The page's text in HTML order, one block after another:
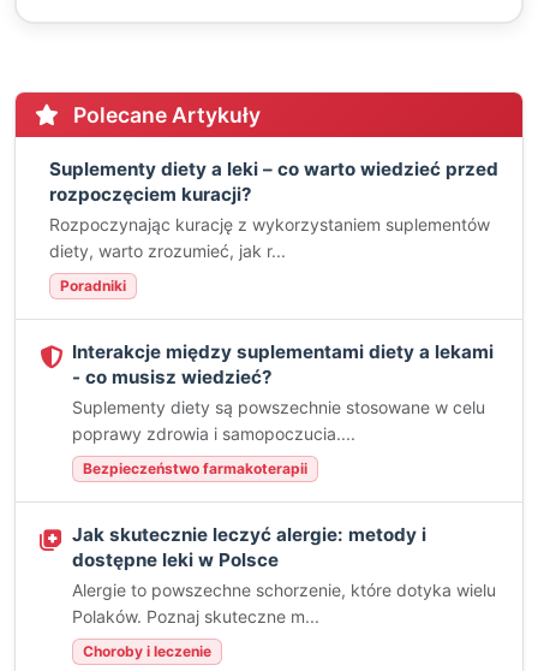
Polecane Artykuły
Suplementy diety a leki – co warto wiedzieć przed
rozpoczęciem kuracji?
Rozpoczynając kurację z wykorzystaniem suplementów
diety, warto zrozumieć, jak r...
Poradniki
Interakcje między suplementami diety a lekami
- co musisz wiedzieć?
Suplementy diety są powszechnie stosowane w celu
poprawy zdrowia i samopoczucia....
Bezpieczeństwo farmakoterapii
Jak skutecznie leczyć alergie: metody i
dostępne leki w Polsce
Alergie to powszechne schorzenie, które dotyka wielu
Polaków. Poznaj skuteczne m...
Choroby i leczenie